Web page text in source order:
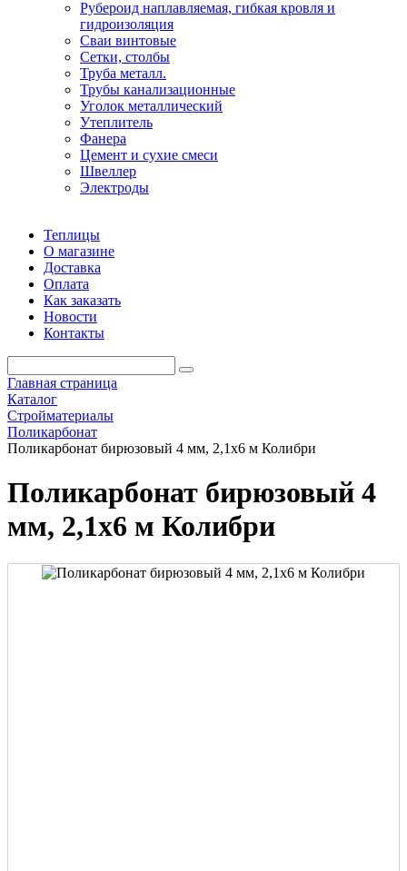
Рубероид наплавляемая, гибкая кровля и
гидроизоляция
Сваи винтовые
Сетки, столбы
Труба металл.
Трубы канализационные
Уголок металлический
Утеплитель
Фанера
Цемент и сухие смеси
Швеллер
Электроды
Теплицы
О магазине
Доставка
Оплата
Как заказать
Новости
Контакты
Главная страница
Каталог
Стройматериалы
Поликарбонат
Поликарбонат бирюзовый 4 мм, 2,1х6 м Колибри
Поликарбонат бирюзовый 4
мм, 2,1х6 м Колибри